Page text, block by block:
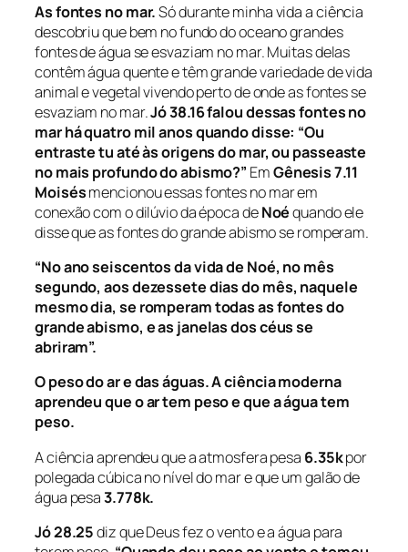
As fontes no mar.Só durante minha vida a ciência
descobriu que bem no fundo do oceano grandes
fontes de água se esvaziam no mar. Muitas delas
contêm água quente e têm grande variedade de vida
animal e vegetal vivendo perto de onde as fontes se
esvaziam no mar.Jó 38.16 falou dessas fontes no
mar há quatro mil anos quando disse: “Ou
entraste tu até às origens do mar, ou passeaste
no mais profundo do abismo?” EmGênesis 7.11
Moisésmencionou essas fontes no mar em
conexão com o dilúvio da época deNoéquando ele
disse que as fontes do grande abismo se romperam.
“No ano seiscentos da vida de Noé, no mês
segundo, aos dezessete dias do mês, naquele
mesmo dia, se romperam todas as fontes do
grande abismo, e as janelas dos céus se
abriram”.
O peso do ar e das águas.A ciência moderna
aprendeu que o ar tem peso e que a água tem
peso.
A ciência aprendeu que a atmosfera pesa 6.35kpor
polegada cúbica no nível do mar e que um galão de
água pesa3.778k.
Jó 28.25diz que Deus fez o vento e a água para